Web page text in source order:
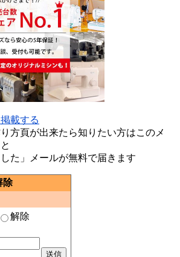
載する
方頁が出来たら知りたい方はこのメ
した」メールが無料で届きます
除
解除